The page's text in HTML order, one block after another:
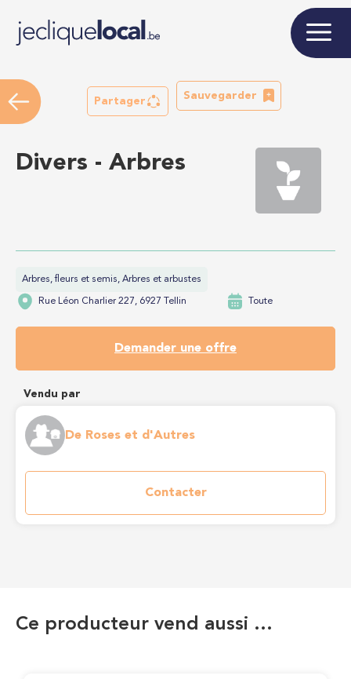
Partager
Sauvegarder
Divers - Arbres
Arbres, fleurs et semis, Arbres et arbustes
Rue Léon Charlier 227, 6927 Tellin Toute
Demander une offre
Vendu par
De Roses et d'Autres
Contacter
Ce producteur vend aussi …